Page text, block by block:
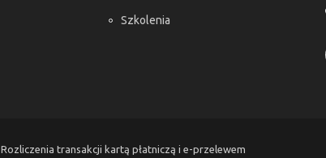
Szkolenia
Rozliczenia transakcji kartą płatniczą i e-przelewem